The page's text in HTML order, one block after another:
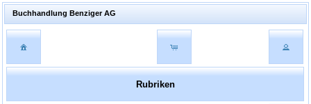
Buchhandlung Benziger AG
Rubriken